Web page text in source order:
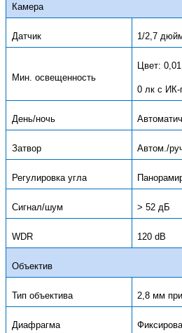
Камера
Датчик 1/2,7
Мин. освещенность
Цвет:
0 лк с ИК-
День/ночь
Затвор Автом./
Регулировка угла
Сигнал/шум > 52 дБ
WDR 120 dB
Объектив
Тип объектива 2,8 мм
Диафрагма